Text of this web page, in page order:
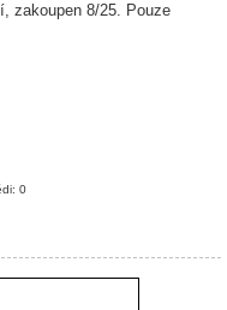
zakoupen 8/25. Pouze
0